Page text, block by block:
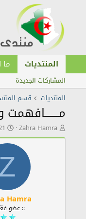
المنتديات ما
المشاركات الجديدة
المنتديات
قسم
ك
ا
Zahra Hamra ت
ا
ر
ي
خ
ا
ل
ن
ش
ر
21
Z
Hamra
:: عضو